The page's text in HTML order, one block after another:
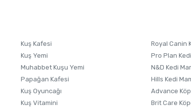
Kuş Kafesi
Kuş Yemi
Muhabbet Kuşu Yemi
Papağan Kafesi
Kuş Oyuncağı
Kuş Vitamini
Royal Canin
Pro Plan
N&D Kedi
Hills Kedi
Advance
Brit Care